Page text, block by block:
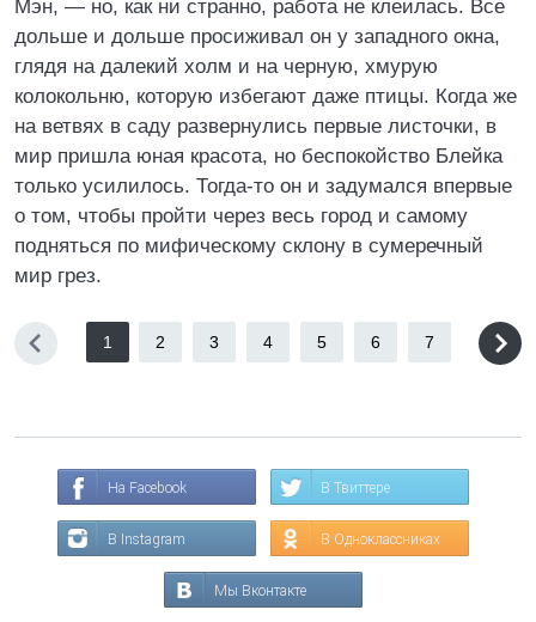
Мэн, — но, как ни странно, работа не клеилась. Все
дольше и дольше просиживал он у западного окна,
глядя на далекий холм и на черную, хмурую
колокольню, которую избегают даже птицы. Когда же
на ветвях в саду развернулись первые листочки, в
мир пришла юная красота, но беспокойство Блейка
только усилилось. Тогда-то он и задумался впервые
о том, чтобы пройти через весь город и самому
подняться по мифическому склону в сумеречный
мир грез.
1 2 3 4 5 6 7
На Facebook В Твиттере
В Instagram В Одноклассниках
Мы Вконтакте